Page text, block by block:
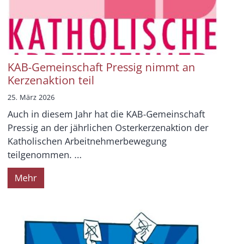
KAB-Gemeinschaft Pressig nimmt an
Kerzenaktion teil
25. März 2026
Auch in diesem Jahr hat die KAB-Gemeinschaft
Pressig an der jährlichen Osterkerzenaktion der
Katholischen Arbeitnehmerbewegung
teilgenommen. ...
Mehr